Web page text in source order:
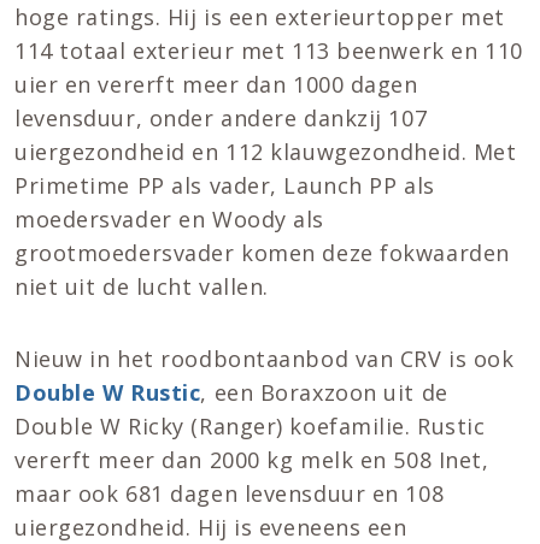
hoge ratings. Hij is een exterieurtopper met
114 totaal exterieur met 113 beenwerk en 110
uier en vererft meer dan 1000 dagen
levensduur, onder andere dankzij 107
uiergezondheid en 112 klauwgezondheid. Met
Primetime PP als vader, Launch PP als
moedersvader en Woody als
grootmoedersvader komen deze fokwaarden
niet uit de lucht vallen.
Nieuw in het roodbontaanbod van CRV is ook
Double W Rustic, een Boraxzoon uit de
Double W Ricky (Ranger) koefamilie. Rustic
vererft meer dan 2000 kg melk en 508 Inet,
maar ook 681 dagen levensduur en 108
uiergezondheid. Hij is eveneens een